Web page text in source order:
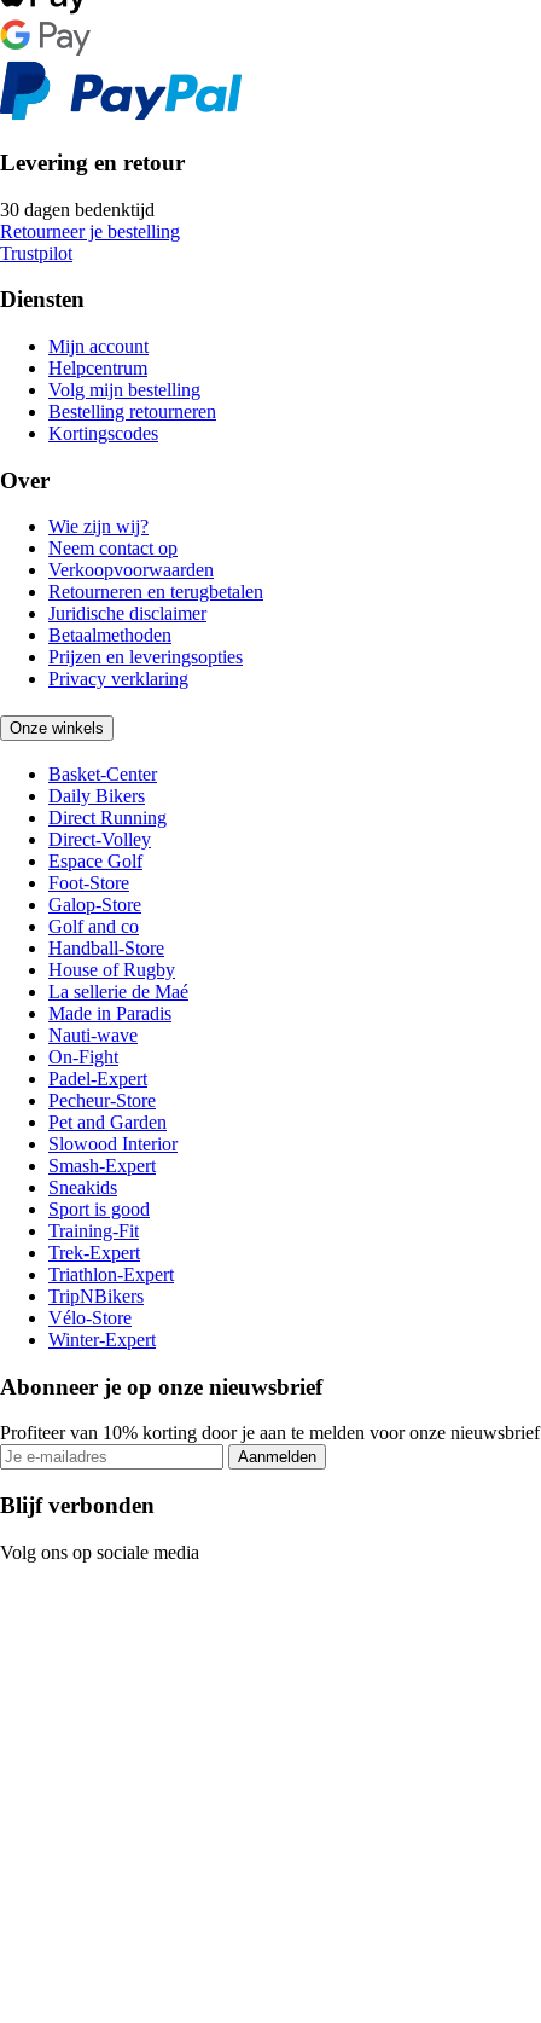
Levering en retour
30 dagen bedenktijd
Retourneer je bestelling
Trustpilot
Diensten
Mijn account
Helpcentrum
Volg mijn bestelling
Bestelling retourneren
Kortingscodes
Over
Wie zijn wij?
Neem contact op
Verkoopvoorwaarden
Retourneren en terugbetalen
Juridische disclaimer
Betaalmethoden
Prijzen en leveringsopties
Privacy verklaring
Onze winkels
Basket-Center
Daily Bikers
Direct Running
Direct-Volley
Espace Golf
Foot-Store
Galop-Store
Golf and co
Handball-Store
House of Rugby
La sellerie de Maé
Made in Paradis
Nauti-wave
On-Fight
Padel-Expert
Pecheur-Store
Pet and Garden
Slowood Interior
Smash-Expert
Sneakids
Sport is good
Training-Fit
Trek-Expert
Triathlon-Expert
TripNBikers
Vélo-Store
Winter-Expert
Abonneer je op onze nieuwsbrief
Profiteer van 10% korting door je aan te melden voor onze nieuwsbrief
Aanmelden
Blijf verbonden
Volg ons op sociale media